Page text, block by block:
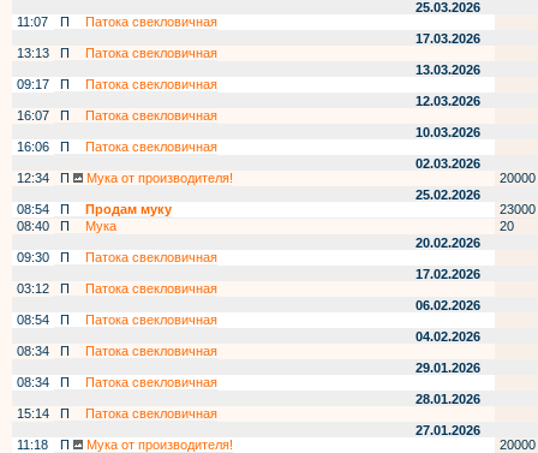
25.03.2026
11:07
П
Патока свекловичная
17.03.2026
13:13
П
Патока свекловичная
13.03.2026
09:17
П
Патока свекловичная
12.03.2026
16:07
П
Патока свекловичная
10.03.2026
16:06
П
Патока свекловичная
02.03.2026
12:34
П Мука от производителя!
20000
25.02.2026
08:54
П Продам муку
23000
08:40
П Мука
20
20.02.2026
09:30
П
Патока свекловичная
17.02.2026
03:12
П
Патока свекловичная
06.02.2026
08:54
П
Патока свекловичная
04.02.2026
08:34
П
Патока свекловичная
29.01.2026
08:34
П
Патока свекловичная
28.01.2026
15:14
П
Патока свекловичная
27.01.2026
11:18
П Мука от производителя!
20000